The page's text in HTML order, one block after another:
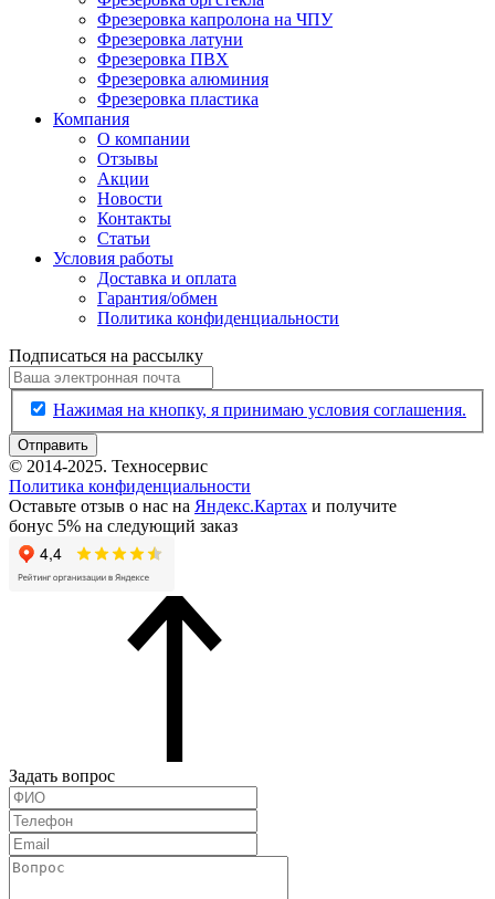
Фрезеровка капролона на ЧПУ
Фрезеровка латуни
Фрезеровка ПВХ
Фрезеровка алюминия
Фрезеровка пластика
Компания
О компании
Отзывы
Акции
Новости
Контакты
Статьи
Условия работы
Доставка и оплата
Гарантия/обмен
Политика конфиденциальности
Подписаться на рассылку
Нажимая на кнопку, я принимаю условия соглашения.
Отправить
© 2014-2025. Техносервис
Политика конфиденциальности
Оставьте отзыв о нас на Яндекс.Картах и получите
бонус 5% на следующий заказ
Задать вопрос